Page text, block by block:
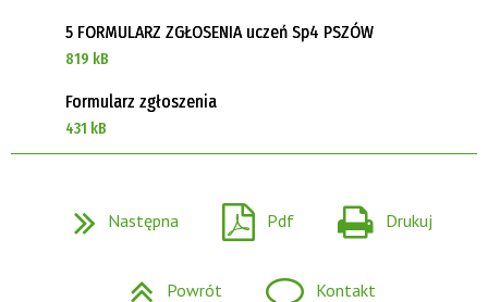
5 FORMULARZ ZGŁOSENIA uczeń Sp4 PSZÓW
819 kB
Formularz zgłoszenia
431 kB
Następna Pdf Drukuj
Powrót Kontakt